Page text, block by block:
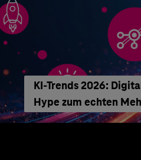
KI-Trends 2026:
Hype zum echten